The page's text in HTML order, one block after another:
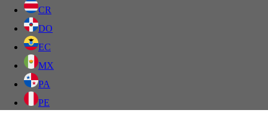
CR
DO
EC
MX
PA
PE